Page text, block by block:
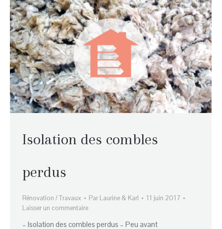
Isolation des combles
perdus
Rénovation / Travaux Par Laurine & Karl
11 juin 2017
Laisser un commentaire
– Isolation des combles perdus – Peu avant